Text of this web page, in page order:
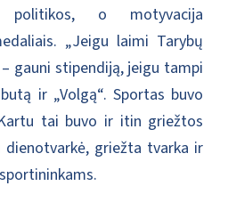
politikos, o motyvacija
„Jeigu laimi Tarybų
gauni stipendiją, jeigu tampi
ir „Volgą“. Sportas buvo
tai buvo ir itin griežtos
dienotvarkė, griežta tvarka ir